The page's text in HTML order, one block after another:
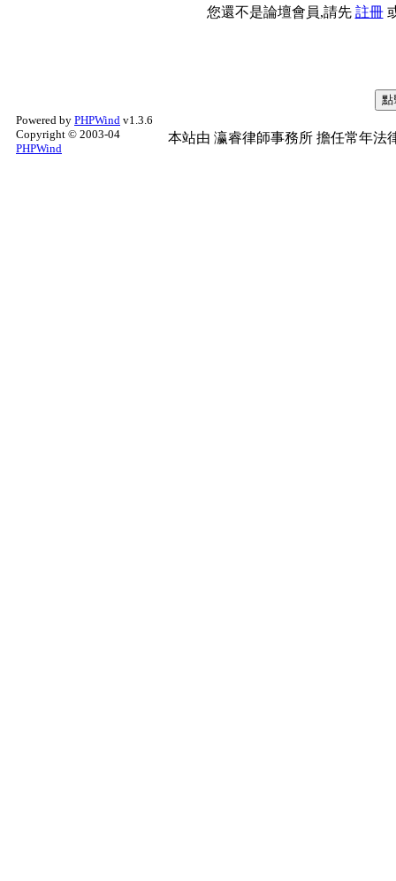
您還不是論壇會員,請先 註冊
Powered by PHPWind v1.3.6
Copyright © 2003-04
PHPWind
本站由 瀛睿律師事務所 擔任常年法